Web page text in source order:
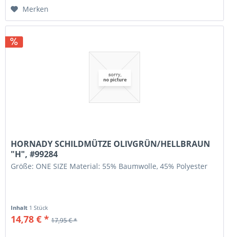
Merken
HORNADY SCHILDMÜTZE OLIVGRÜN/HELLBRAUN
"H", #99284
Größe: ONE SIZE Material: 55% Baumwolle, 45% Polyester
Inhalt 1 Stück
14,78 € * 17,95 € *